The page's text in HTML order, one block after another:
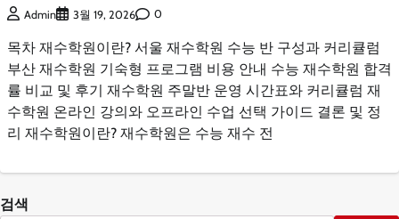
Admin 3월 19, 2026 0
목차 재수학원이란? 서울 재수학원 수능 반 구성과 커리큘럼
부산 재수학원 기숙형 프로그램 비용 안내 수능 재수학원 합격
률 비교 및 후기 재수학원 주말반 운영 시간표와 커리큘럼 재
수학원 온라인 강의와 오프라인 수업 선택 가이드 결론 및 정
리 재수학원이란? 재수학원은 수능 재수 전
검색